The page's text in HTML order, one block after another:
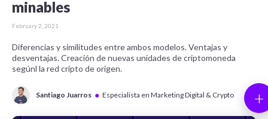
minables
February 2, 2021
Diferencias y similitudes entre ambos modelos. Ventajas y
desventajas. Creación de nuevas unidades de criptomoneda
segúnl la red cripto de origen.
Santiago Juarros ● Especialista en Marketing Digital & Crypto +